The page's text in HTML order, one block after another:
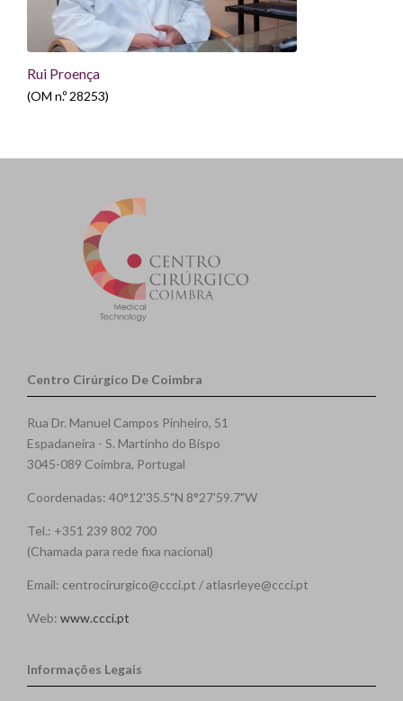
Rui Proença
(OM n.º 28253)
Centro Cirúrgico De Coimbra
Rua Dr. Manuel Campos Pinheiro, 51
Espadaneira - S. Martinho do Bispo
3045-089 Coimbra, Portugal
Coordenadas: 40°12'35.5"N 8°27'59.7"W
Tel.: +351 239 802 700
(Chamada para rede fixa nacional)
Email: centrocirurgico@ccci.pt / atlasrleye@ccci.pt
Web: www.ccci.pt
Informações Legais